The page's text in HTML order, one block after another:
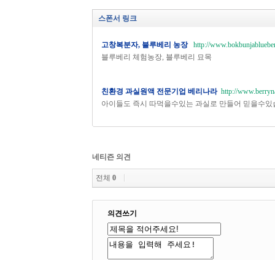
스폰서 링크
고창복분자, 블루베리 농장 http://
블루베리 체험농장, 블루베리 묘목
친환경 과실원액 전문기업 베리나라 http://
아이들도 즉시 따먹을수있는 과실로 만들어 믿을수있
네티즌 의견
전체 0
의견쓰기